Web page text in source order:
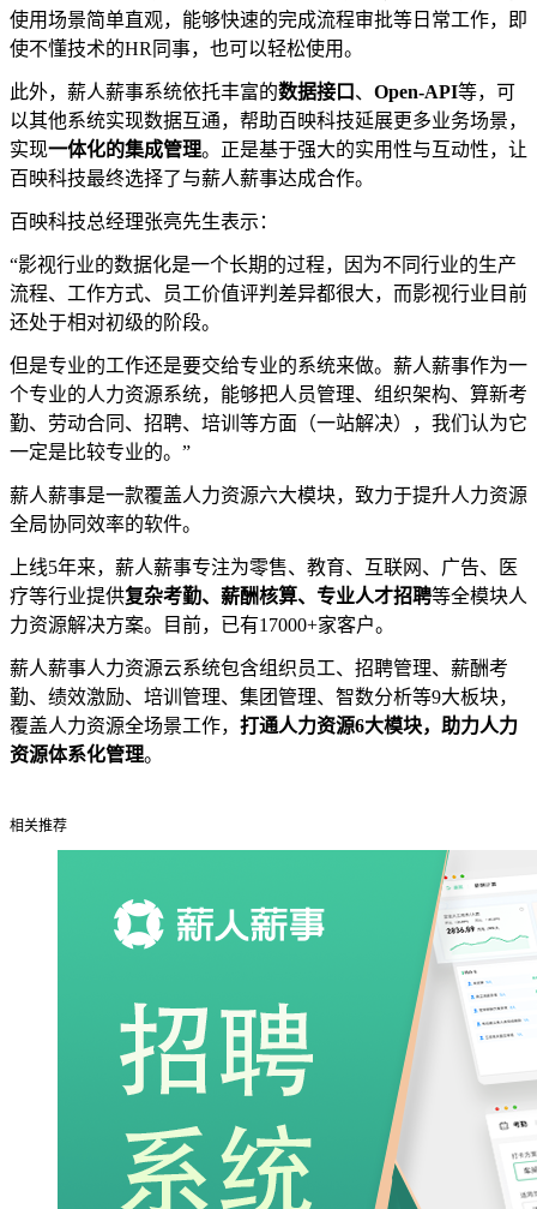
使用场景简单直观，能够快速的完成流程审批等日常工作，即
使不懂技术的HR同事，也可以轻松使用。
此外，薪人薪事系统依托丰富的数据接口 、 Open-API等，可
以其他系统实现数据互通，帮助百映科技延展更多业务场景，
实现一体化的集成管理。正是基于强大的实用性与互动性，让
百映科技最终选择了与薪人薪事达成合作。
百映科技总经理张亮先生表示：
“影视行业的数据化是一个长期的过程，因为不同行业的生产
流程、工作方式、员工价值评判差异都很大，而影视行业目前
还处于相对初级的阶段。
但是专业的工作还是要交给专业的系统来做。薪人薪事作为一
个专业的人力资源系统，能够把人员管理、组织架构、算新考
勤、劳动合同、招聘、培训等方面（一站解决），我们认为它
一定是比较专业的。”
薪人薪事是一款覆盖人力资源六大模块，致力于提升人力资源
全局协同效率的软件。
上线5年来，薪人薪事专注为零售、教育、互联网、广告、医
疗等行业提供复杂考勤、薪酬核算、专业人才招聘等全模块人
力资源解决方案。目前，已有17000+家客户。
薪人薪事人力资源云系统包含组织员工、招聘管理、薪酬考
勤、绩效激励、培训管理、集团管理、智数分析等9大板块，
覆盖人力资源全场景工作， 打通人力资源6大模块，助力人力
资源体系化管理。
相关推荐